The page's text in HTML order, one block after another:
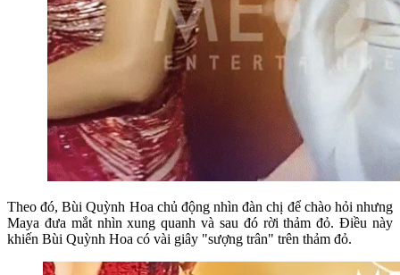
Theo đó, Bùi Quỳnh Hoa chủ động nhìn đàn chị để chào hỏi nhưng
Maya đưa mắt nhìn xung quanh và sau đó rời thảm đỏ. Điều này
khiến Bùi Quỳnh Hoa có vài giây "sượng trân" trên thảm đỏ.